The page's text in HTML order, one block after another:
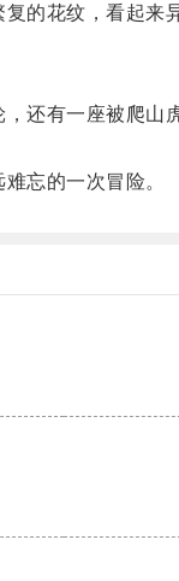
的花纹，看起来异
还有一座被爬山虎
忘的一次冒险。